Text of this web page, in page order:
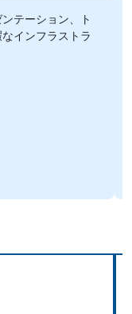
テーション、ト
インフラストラ